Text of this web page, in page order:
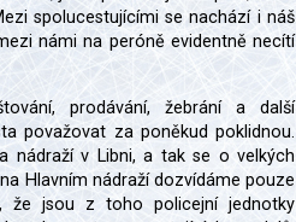
spolucestujícími se nachází i náš
námi na peróně evidentně necítí
prodávání, žebrání a další
považovat za poněkud poklidnou.
nádraží v Libni, a tak se o velkých
Hlavním nádraží dozvídáme pouze
že jsou z toho policejní jednotky